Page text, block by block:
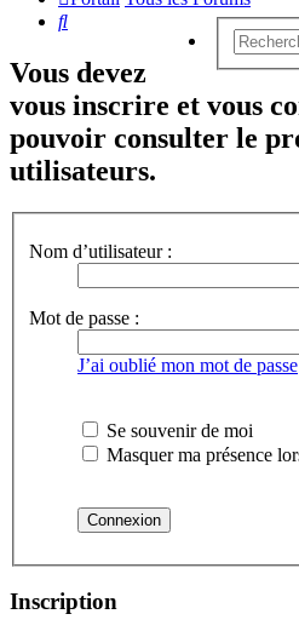
Rechercher
Vous devez
vous inscrire et vous
pouvoir consulter le
utilisateurs.
Nom d’utilisateur :
Mot de passe :
J’ai oublié mon mot de passe
Se souvenir de moi
Masquer ma présence
Inscription